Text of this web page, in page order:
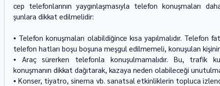
cep telefonlarının yaygınlaşmasıyla telefon konuşmaları
şunlara dikkat edilmelidir:
• Telefon konuşmaları olabildiğince kısa yapılmalıdır. Telefon
telefon hatları boşu boşuna meşgul edilmemeli, konuşulan
• Araç sürerken telefonla konuşulmamalıdır. Bu, trafik
konuşmanın dikkat dağıtarak, kazaya neden olabileceği
• Konser, tiyatro, sinema vb. sanatsal etkinliklerin topluca